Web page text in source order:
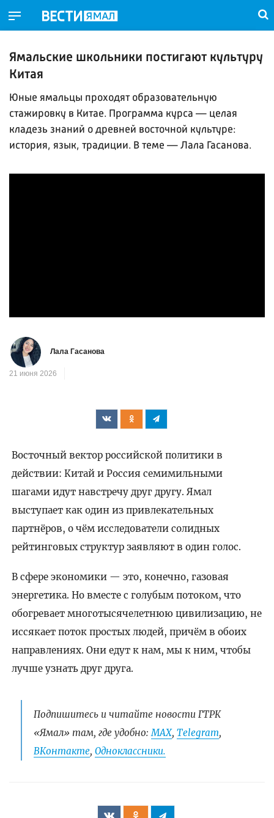
Ямальские школьники постигают культуру
Китая
Юные ямальцы проходят образовательную
стажировку в Китае. Программа курса — целая
кладезь знаний о древней восточной культуре:
история, язык, традиции. В теме — Лала Гасанова.
Лала Гасанова
21 июня 2026
Восточный вектор российской политики в
действии: Китай и Россия семимильными
шагами идут навстречу друг другу. Ямал
выступает как один из привлекательных
партнёров, о чём исследователи солидных
рейтинговых структур заявляют в один голос.
В сфере экономики — это, конечно, газовая
энергетика. Но вместе с голубым потоком, что
обогревает многотысячелетнюю цивилизацию, не
иссякает поток простых людей, причём в обоих
направлениях. Они едут к нам, мы к ним, чтобы
лучше узнать друг друга.
Подпишитесь и читайте новости ГТРК
«Ямал» там, где удобно:МАХ, Telegram,
ВКонтакте, Одноклассники.